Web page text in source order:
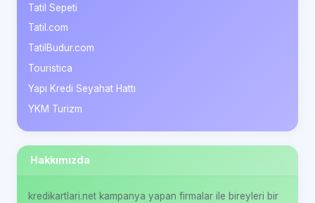
Tatil Sepeti
Tatil.com
TatilBudur.com
Touristica
Yapı Kredi Seyahat Hattı
YKM Turizm
Hakkımızda
kredikartlari.net kampanya yapan firmalar ile bireyleri bir